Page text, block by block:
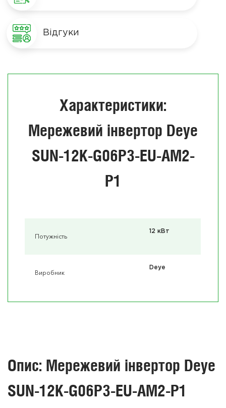
Відгуки
Характеристики:
Мережевий інвертор Deye
SUN-12K-G06P3-EU-AM2-
P1
Потужність
12 кВт
Виробник
Deye
Опис: Мережевий інвертор Deye
SUN-12K-G06P3-EU-AM2-P1